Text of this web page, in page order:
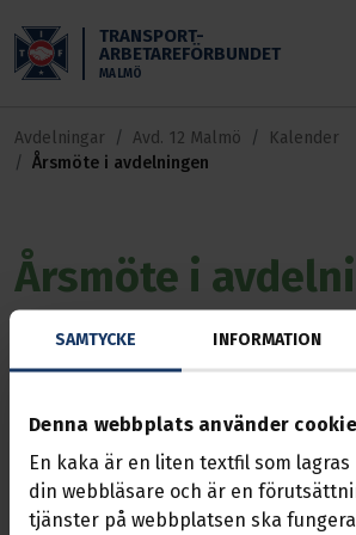
SAMTYCKE INFORMATION
Denna webbplats använder
En kaka är en liten textfil som
din webbläsare och är en
tjänster på webbplatsen ska
TRANSPORT-
ARBETAREFÖRBUNDET
MALMÖ
Avdelningar Avd. 12 Malmö
Kalender
Årsmöte i avdelningen
Årsmöte i
Händelse
14 mars 2026, 08:00 —
Höllviksnäs i Höllviken
Avdelningens årsmöte!
Här väljs medlemmar till
rapporter och föreläsning/